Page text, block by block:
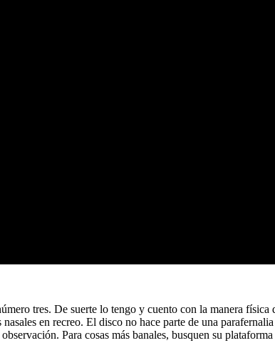
tres. De suerte lo tengo y cuento con la manera
en recreo. El disco no hace parte de una
Para cosas más banales, busquen su